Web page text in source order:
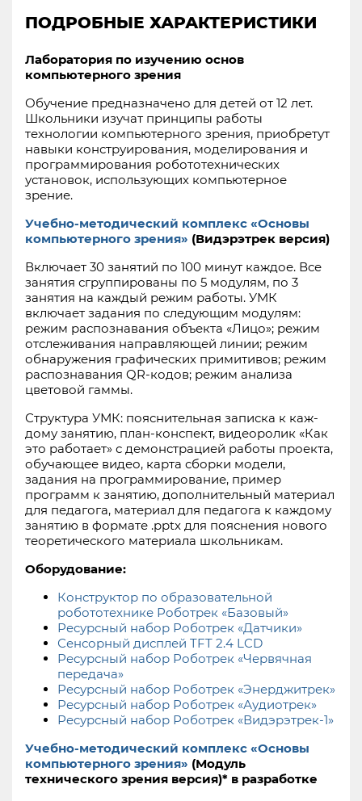
ПОДРОБНЫЕ ХАРАКТЕРИСТИКИ
Лаборатория по изучению основ
компьютерного зрения
Обучение предназначено для детей от 12 лет.
Школьники изучат принципы работы
технологии компьютерного зрения, приобретут
навыки конструирования, моделирования и
программирования робототехнических
установок, использующих компьютерное
зрение.
Учебно-методический комплекс «Основы
компьютерного зрения» (Видэрэтрек версия)
Включает 30 занятий по 100 минут каждое. Все
занятия сгруппированы по 5 модулям, по 3
занятия на каждый режим работы. УМК
включает задания по следующим модулям:
режим распознавания объекта «Лицо»; режим
отслеживания направляющей линии; режим
обнаружения графических примитивов; режим
распознавания QR-кодов; режим анализа
цветовой гаммы.
Структура УМК: пояснительная записка к каж­
дому занятию, план-конспект, видеоролик «Как
это работает» с демонстрацией работы проекта,
обучающее видео, карта сборки модели,
задания на программирование, пример
программ к занятию, дополнительный материал
для педагога, материал для педагога к каж­дому
занятию в формате .pptx для пояснения нового
теоретического материала школьникам.
Оборудование:
Конструктор по образовательной
робототехнике Роботрек «Базовый»
Ресурсный набор Роботрек «Датчики»
Сенсорный дисплей TFT 2.4 LCD
Ресурсный набор Роботрек «Червячная
передача»
Ресурсный набор Роботрек «Энерджитрек»
Ресурсный набор Роботрек «Аудиотрек»
Ресурсный набор Роботрек «Видэрэтрек-1»
Учебно-методический комплекс «Основы
компьютерного зрения» (Модуль
технического зрения версия)* в разработке